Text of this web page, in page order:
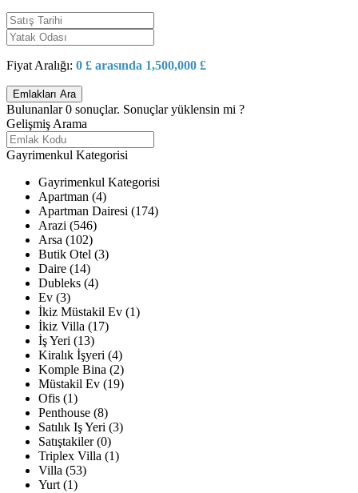
Fiyat Aralığı: 0 £ arasında 1,500,000 £
Bulunanlar0 sonuçlar. Sonuçlar yüklensin mi ?
Gelişmiş Arama
Gayrimenkul Kategorisi
Gayrimenkul Kategorisi
Apartman (4)
Apartman Dairesi (174)
Arazi (546)
Arsa (102)
Butik Otel (3)
Daire (14)
Dubleks (4)
Ev (3)
İkiz Müstakil Ev (1)
İkiz Villa (17)
İş Yeri (13)
Kiralık İşyeri (4)
Komple Bina (2)
Müstakil Ev (19)
Ofis (1)
Penthouse (8)
Satılık Iş Yeri (3)
Satıştakiler (0)
Triplex Villa (1)
Villa (53)
Yurt (1)